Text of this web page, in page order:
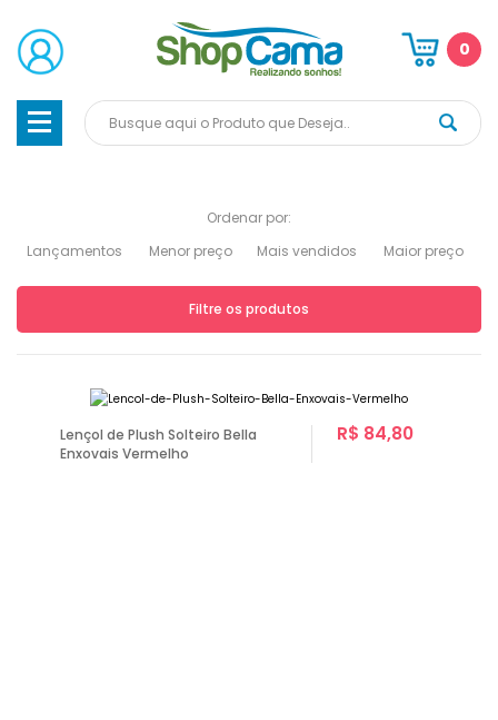
0
Ordenar por:
Lançamentos
Menor preço Mais vendidos Maior preço
Filtre os produtos
Lençol de Plush Solteiro Bella
Enxovais Vermelho
R$ 84,80